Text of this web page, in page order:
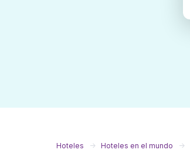
Hoteles Hoteles en el mundo